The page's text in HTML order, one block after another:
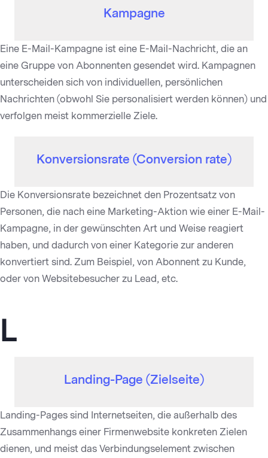
Kampagne
Eine E-Mail-Kampagne ist eine E-Mail-Nachricht, die an
eine Gruppe von Abonnenten gesendet wird. Kampagnen
unterscheiden sich von individuellen, persönlichen
Nachrichten (obwohl Sie personalisiert werden können) und
verfolgen meist kommerzielle Ziele.
Konversionsrate (Conversion rate)
Die Konversionsrate bezeichnet den Prozentsatz von
Personen, die nach eine Marketing-Aktion wie einer E-Mail-
Kampagne, in der gewünschten Art und Weise reagiert
haben, und dadurch von einer Kategorie zur anderen
konvertiert sind. Zum Beispiel, von Abonnent zu Kunde,
oder von Websitebesucher zu Lead, etc.
L
Landing-Page (Zielseite)
Landing-Pages sind Internetseiten, die außerhalb des
Zusammenhangs einer Firmenwebsite konkreten Zielen
dienen, und meist das Verbindungselement zwischen